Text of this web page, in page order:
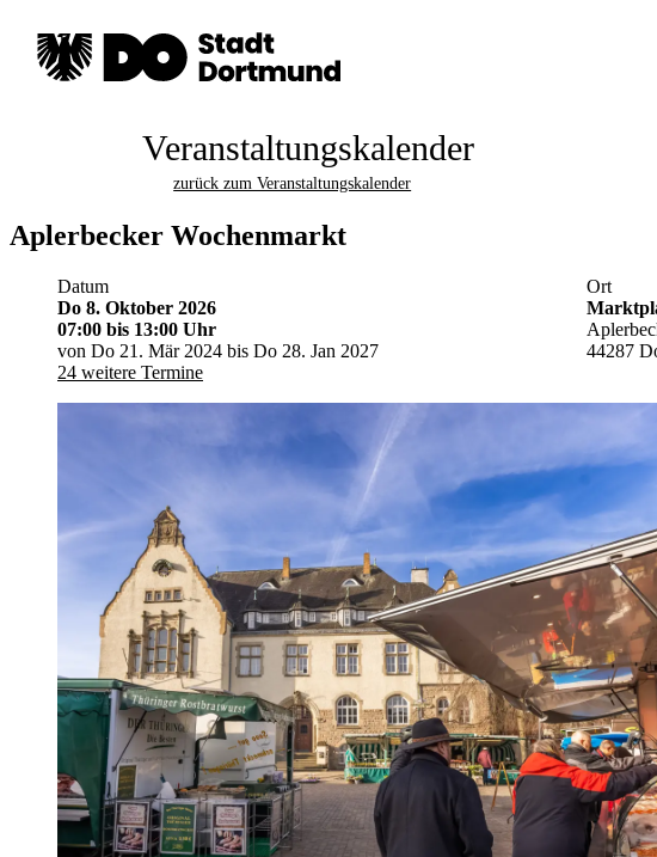
Veranstaltungskalender
zurück zum Veranstaltungskalender
Aplerbecker Wochenmarkt
Datum
Do 8. Oktober 2026
07:00 bis 13:00 Uhr
von Do 21. Mär 2024 bis Do 28. Jan 2027
24 weitere Termine
Ort
44287